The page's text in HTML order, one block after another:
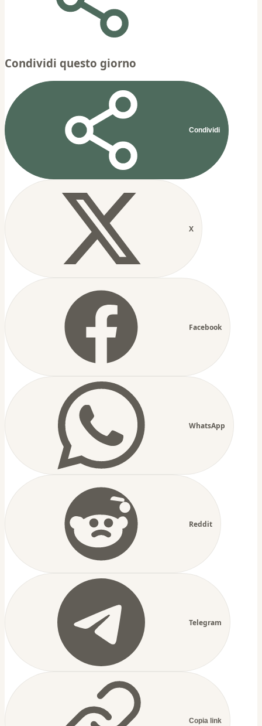
Condividi questo giorno
Condividi
X
Facebook
WhatsApp
Reddit
Telegram
Copia link